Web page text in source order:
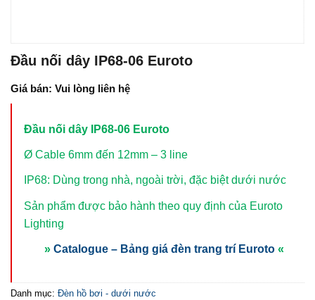
Đầu nối dây IP68-06 Euroto
Giá bán: Vui lòng liên hệ
Đầu nối dây IP68-06 Euroto
Ø Cable 6mm đến 12mm – 3 line
IP68: Dùng trong nhà, ngoài trời, đặc biệt dưới nước
Sản phẩm được bảo hành theo quy định của Euroto
Lighting
» Catalogue – Bảng giá đèn trang trí Euroto «
Danh mục: Đèn hồ bơi - dưới nước